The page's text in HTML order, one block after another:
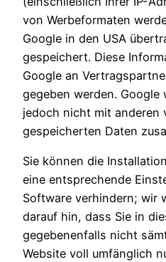
von Werbeformaten
Google in den USA
gespeichert. Diese
Google an
gegeben werden. Google
jedoch nicht mit anderen
gespeicherten Daten
Sie können die
eine entsprechende
Software verhindern; wir
darauf hin, dass Sie in
gegebenenfalls nicht
Website voll umfänglich